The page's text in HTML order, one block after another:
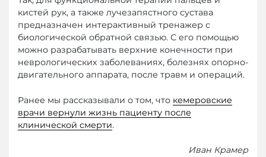
кистей рук, а также лучезапястного сустава
предназначен интерактивный тренажер с
биологической обратной связью. С его помощью
можно разрабатывать верхние конечности при
неврологических заболеваниях, болезнях опорно-
двигательного аппарата, после травм и операций.
Ранее мы рассказывали о том, что кемеровские
врачи вернули жизнь пациенту после
клинической смерти.
Иван Крамер